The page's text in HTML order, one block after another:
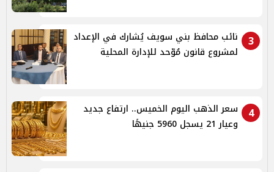
3
نائب محافظ بني سويف يُشارك في الإعداد
لمشروع قانون مُوّحد للإدارة المحلية
4
سعر الذهب اليوم الخميس.. ارتفاع جديد
وعيار 21 يسجل 5960 جنيهًا